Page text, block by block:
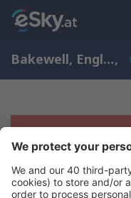
Bakewell, England, Großbritannien,
Es tut uns leid,
Ergebnisse